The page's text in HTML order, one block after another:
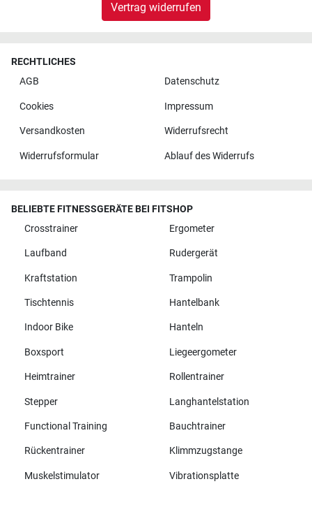
Vertrag widerrufen
RECHTLICHES
AGB
Datenschutz
Cookies Impressum
Versandkosten Widerrufsrecht
Widerrufsformular Ablauf des Widerrufs
BELIEBTE FITNESSGERÄTE BEI FITSHOP
Crosstrainer
Ergometer
Laufband Rudergerät
Kraftstation Trampolin
Tischtennis Hantelbank
Indoor Bike Hanteln
Boxsport Liegeergometer
Heimtrainer Rollentrainer
Stepper Langhantelstation
Functional Training Bauchtrainer
Rückentrainer Klimmzugstange
Muskelstimulator Vibrationsplatte